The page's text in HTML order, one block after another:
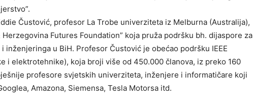
Čustović, profesor La Trobe univerziteta iz Melburna (Australija),
Herzegovina Futures Foundation” koja pruža podršku bh. dijaspore za
inženjeringa u BiH. Profesor Čustović je obećao podršku IEEE
i elektrotehnike), koja broji više od 450.000 članova, iz preko 160
profesore svjetskih univerziteta, inženjere i informatičare koji
Amazona, Siemensa, Tesla Motorsa itd.